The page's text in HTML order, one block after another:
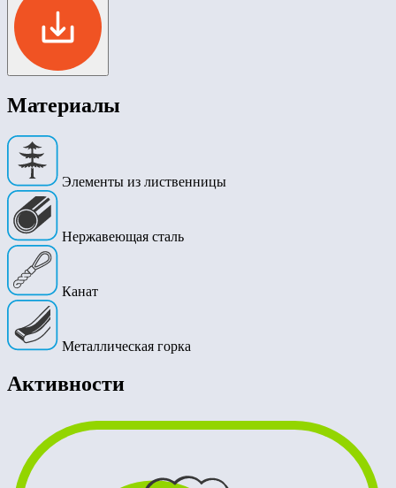
Материалы
Элементы из лиственницы
Нержавеющая сталь
Канат
Металлическая горка
Активности